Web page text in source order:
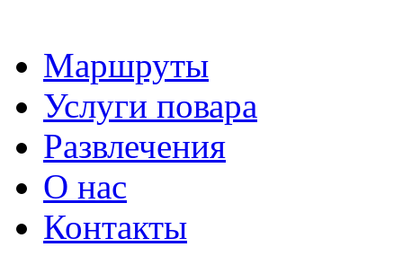
Маршруты
Услуги повара
Развлечения
О нас
Контакты